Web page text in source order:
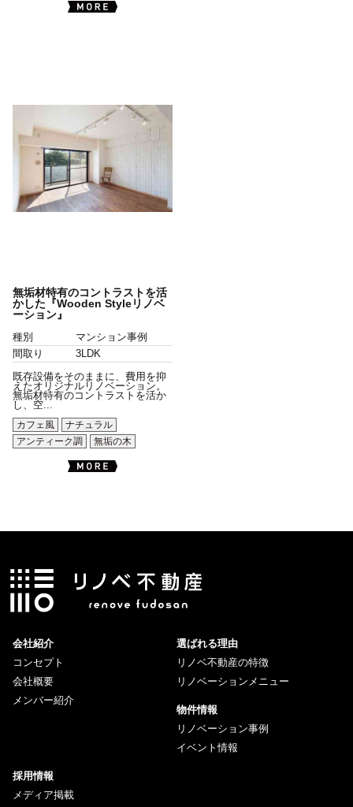
無垢材特有のコントラストを活
かした『Wooden Styleリノベ
ーション』
種別
マンション事例
間取り
3LDK
既存設備をそのままに、費用を抑
えたオリジナルリノベーション。
無垢材特有のコントラストを活か
し、空...
カフェ風
ナチュラル
アンティーク調
無垢の木
会社紹介
コンセプト
会社概要
メンバー紹介
選ばれる理由
リノベ不動産の特徴
リノベーションメニュー
物件情報
リノベーション事例
イベント情報
採用情報
メディア掲載